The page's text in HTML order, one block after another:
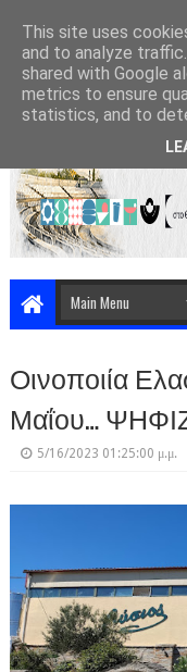
Οινοποιία
Μαΐου…
5/16/2023 01:25:00 μ.μ.
This site uses
and to analyze
shared with Google
metrics to ensure
statistics, and to